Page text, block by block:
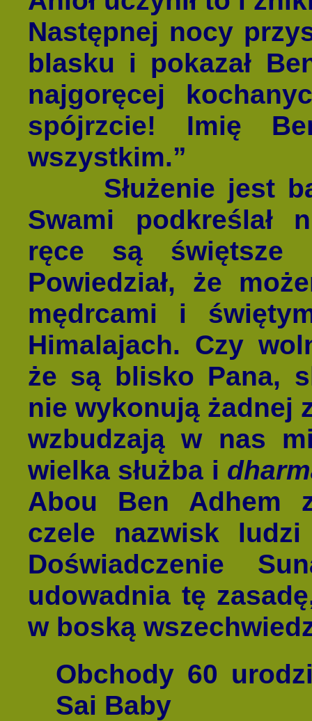
Następnej nocy
blasku i pokazał
najgoręcej
spójrzcie! Imię
wszystkim.”
Służenie jest
Swami podkreślał
ręce są świętsze
Powiedział, że
mędrcami i
Himalajach. Czy
że są blisko Pana,
nie wykonują żadnej
wzbudzają w nas
wielka służba i
Abou Ben Adhem
czele nazwisk
Doświadczenie
udowadnia tę
w boską
Obchody 60
Sai Baby